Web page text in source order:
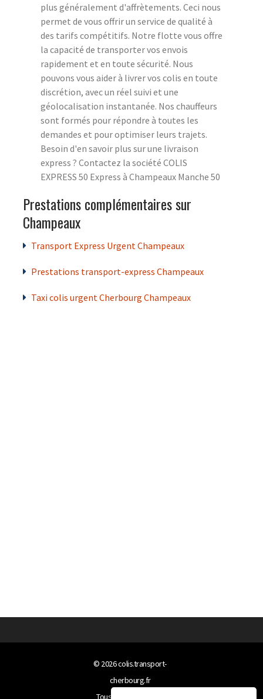
plus généralement d'affrètements. Ceci nous
permet de vous offrir un service de qualité à
des tarifs compétitifs. Notre flotte vous offre
la capacité de transporter vos envois
rapidement et en toute sécurité. Nous
pouvons vous aider à livrer vos colis en toute
discrétion, avec un réel suivi et une
géolocalisation instantanée. Nos chauffeurs
sont formés pour répondre à toutes les
demandes et pour optimiser leurs trajets.
Besoin d'en savoir plus sur une livraison
express ? Contactez la société COLIS
EXPRESS 50 Express à Champeaux Manche 50
Prestations complémentaires sur
Champeaux
Transport Express Urgent Champeaux
Prestations transport-express Champeaux
Taxi colis urgent Cherbourg Champeaux
© 2026colis.transport-
cherbourg.fr
Tous droits réservés